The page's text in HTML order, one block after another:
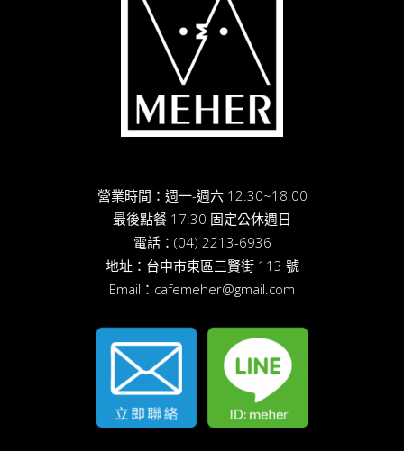
營業時間：週一-週六 12:30~18:00
最後點餐 17:30 固定公休週日
電話： (04) 2213-6936
地址： 台中市東區三賢街 113 號
Email： cafemeher@gmail.com